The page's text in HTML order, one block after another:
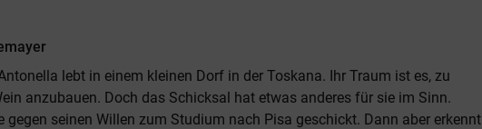
Antonella lebt in einem kleinen Dorf in der Toskana. Ihr Traum ist es, zu
anzubauen. Doch das Schicksal hat etwas anderes für sie im Sinn.
gegen seinen Willen zum Studium nach Pisa geschickt. Dann aber erkennt